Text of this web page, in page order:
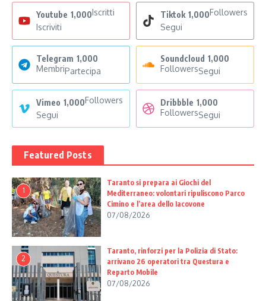
Youtube 1,000Iscritti
Iscriviti
Tiktok 1,000Followers
Segui
Telegram 1,000
MembriPartecipa
Soundcloud 1,000
FollowersSegui
Vimeo 1,000Followers
Segui
Dribbble 1,000
FollowersSegui
Featured Posts
1
Taranto si prepara ai Giochi del
Mediterraneo: volontari ripuliscono Parco
Cimino e l’area dello Iacovone
07/08/2026
2
Taranto, rinforzi per la Polizia di Stato:
arrivano 26 operatori tra Questura e
Reparto Mobile
07/08/2026